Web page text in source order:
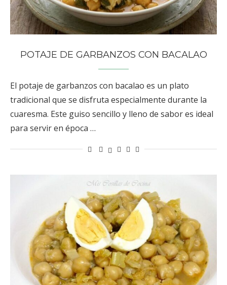
POTAJE DE GARBANZOS CON BACALAO
El potaje de garbanzos con bacalao es un plato
tradicional que se disfruta especialmente durante la
cuaresma. Este guiso sencillo y lleno de sabor es ideal
para servir en época …